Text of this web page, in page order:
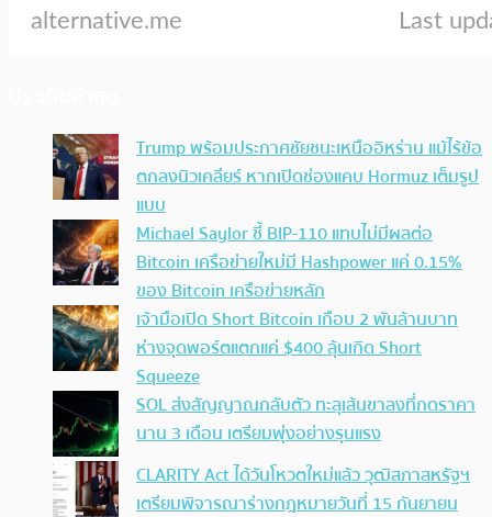
Trump พร้อมประกาศชัยชนะเหนืออิหร่าน แม้ไร้ข้อ
ตกลงนิวเคลียร์ หากเปิดช่องแคบ Hormuz เต็มรูป
แบบ
Michael Saylor ชี้ BIP-110 แทบไม่มีผลต่อ
Bitcoin เครือข่ายใหม่มี Hashpower แค่ 0.15%
ของ Bitcoin เครือข่ายหลัก
เจ้ามือเปิด Short Bitcoin เกือบ 2 พันล้านบาท
ห่างจุดพอร์ตแตกแค่ $400 ลุ้นเกิด Short
Squeeze
SOL ส่งสัญญาณกลับตัว ทะลุเส้นขาลงที่กดราคา
นาน 3 เดือน เตรียมพุ่งอย่างรุนแรง
CLARITY Act ได้วันโหวตใหม่แล้ว วุฒิสภาสหรัฐฯ
เตรียมพิจารณาร่างกฎหมายวันที่ 15 กันยายน